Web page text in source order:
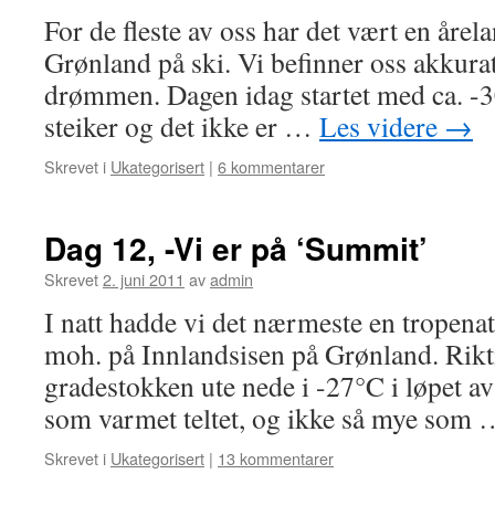
For de fleste av oss har det vært en
Grønland på ski. Vi befinner oss
drømmen. Dagen idag startet med ca. -
steiker og det ikke er … Les videre →
Skrevet i Ukategorisert | 6 kommentarer
Dag 12, -Vi er på ‘Summit’
Skrevet2. juni 2011 avadmin
I natt hadde vi det nærmeste en
moh. på Innlandsisen på Grønland.
gradestokken ute nede i -27°C i løpet
som varmet teltet, og ikke så mye
Skrevet i Ukategorisert | 13 kommentarer